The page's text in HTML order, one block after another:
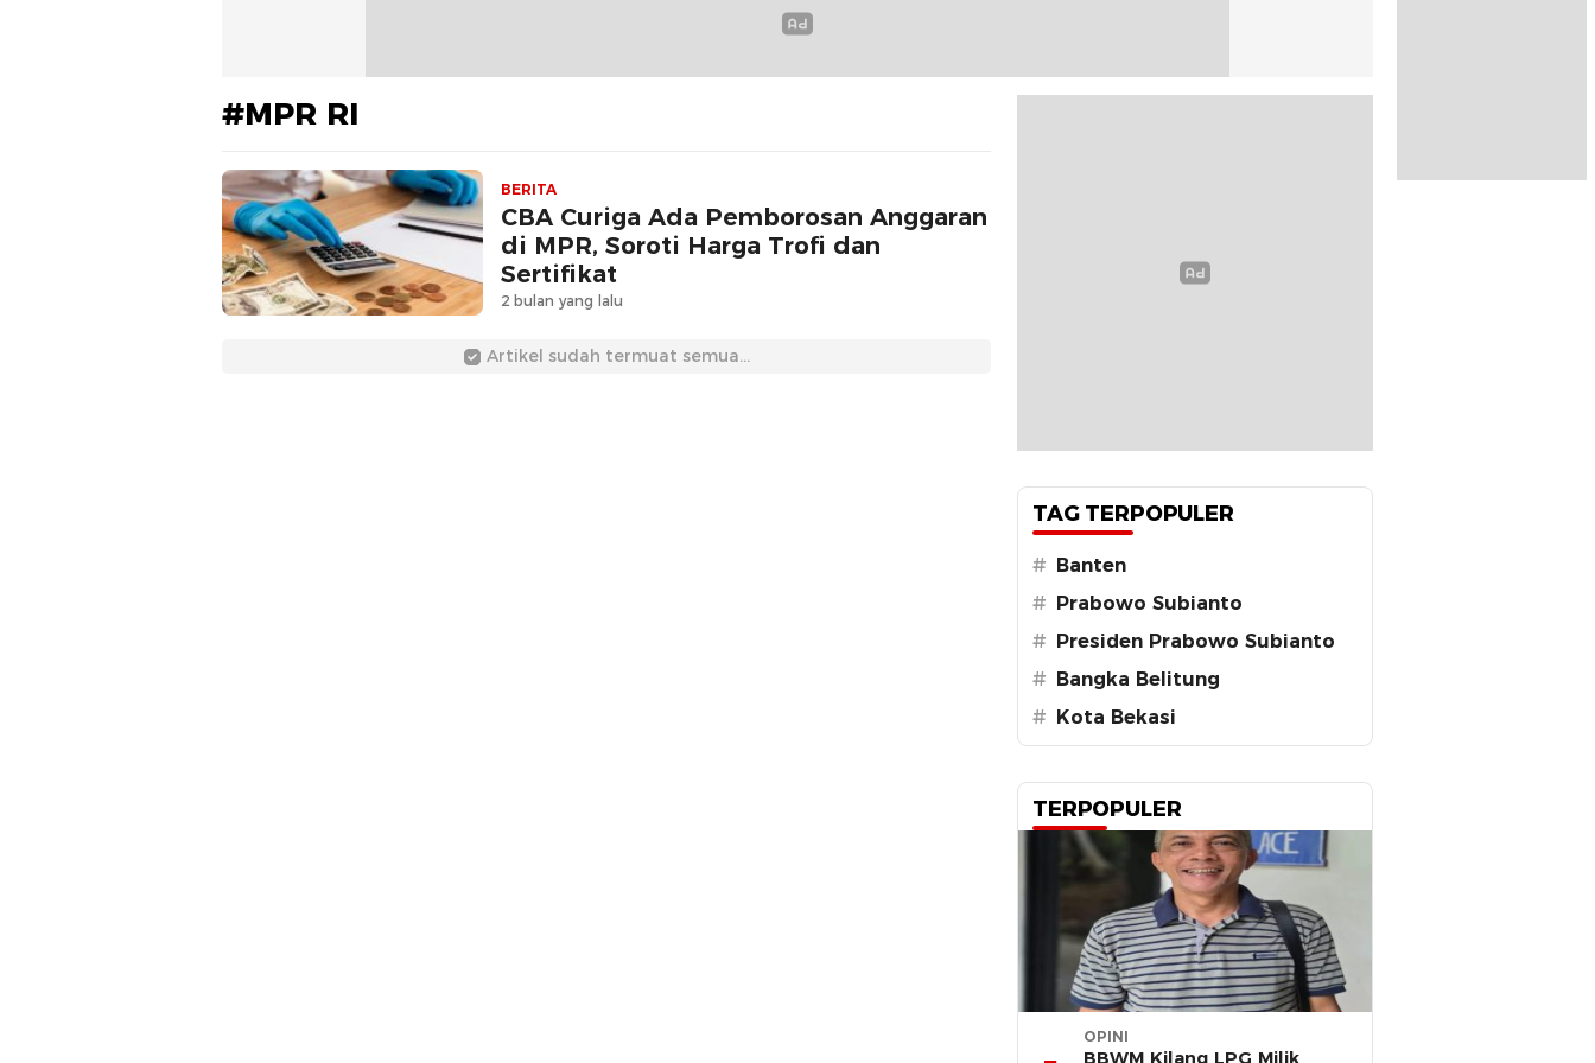
#MPR RI
BERITA
CBA Curiga Ada Pemborosan Anggaran
di MPR, Soroti Harga Trofi dan
Sertifikat
2 bulan yang lalu
Artikel sudah termuat semua...
TAG TERPOPULER
# Banten
# Prabowo Subianto
# Presiden Prabowo Subianto
# Bangka Belitung
# Kota Bekasi
TERPOPULER
OPINI
BBWM Kilang LPG Milik